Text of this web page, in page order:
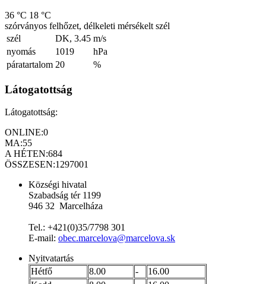
36 °C 18 °C
szórványos felhőzet, délkeleti mérsékelt szél
szél
DK, 3.45 m/s
nyomás
1019
hPa
páratartalom 20 %
Látogatottság
Látogatottság:
ONLINE:0
MA:55
A HÉTEN:684
ÖSSZESEN:1297001
Községi hivatal
Szabadság tér 1199
946 32 Marcelháza
Tel.: +421(0)35/7798 301
E-mail: obec.marcelova@marcelova.sk
Nyitvatartás
Hétfő
8.00 -
16.00